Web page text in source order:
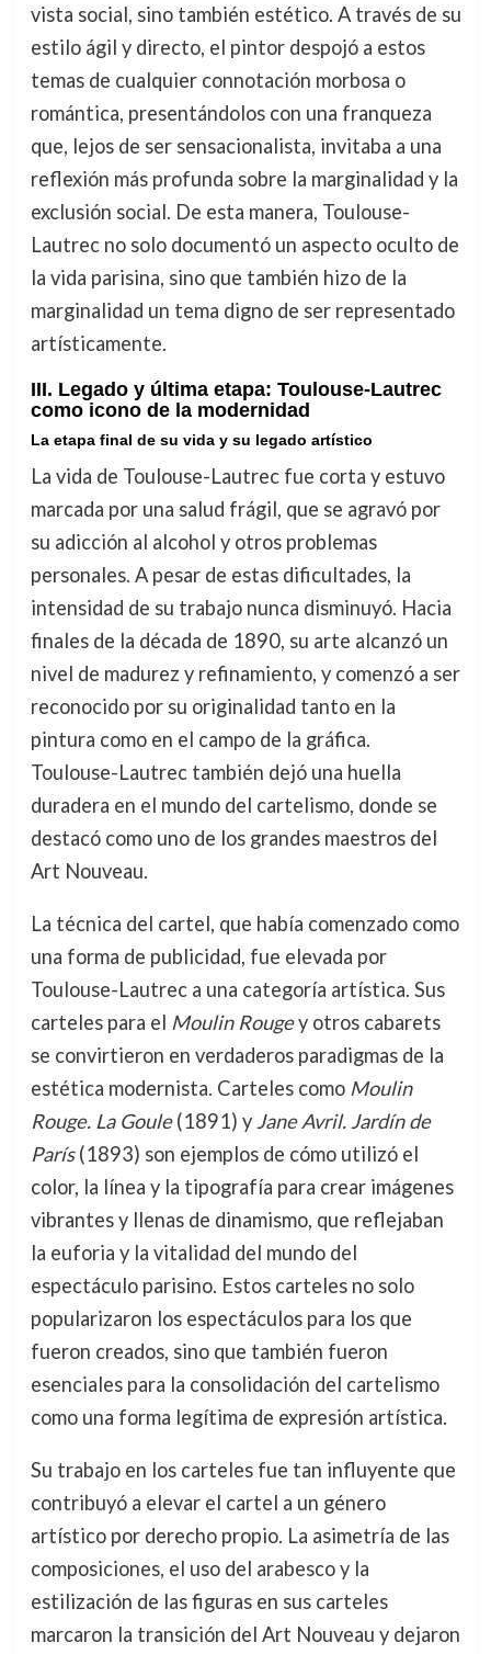
vista social, sino también estético. A través de su
estilo ágil y directo, el pintor despojó a estos
temas de cualquier connotación morbosa o
romántica, presentándolos con una franqueza
que, lejos de ser sensacionalista, invitaba a una
reflexión más profunda sobre la marginalidad y la
exclusión social. De esta manera, Toulouse-
Lautrec no solo documentó un aspecto oculto de
la vida parisina, sino que también hizo de la
marginalidad un tema digno de ser representado
artísticamente.
III. Legado y última etapa: Toulouse-Lautrec
como icono de la modernidad
La etapa final de su vida y su legado artístico
La vida de Toulouse-Lautrec fue corta y estuvo
marcada por una salud frágil, que se agravó por
su adicción al alcohol y otros problemas
personales. A pesar de estas dificultades, la
intensidad de su trabajo nunca disminuyó. Hacia
finales de la década de 1890, su arte alcanzó un
nivel de madurez y refinamiento, y comenzó a ser
reconocido por su originalidad tanto en la
pintura como en el campo de la gráfica.
Toulouse-Lautrec también dejó una huella
duradera en el mundo del cartelismo, donde se
destacó como uno de los grandes maestros del
Art Nouveau.
La técnica del cartel, que había comenzado como
una forma de publicidad, fue elevada por
Toulouse-Lautrec a una categoría artística. Sus
carteles para el Moulin Rougey otros cabarets
se convirtieron en verdaderos paradigmas de la
estética modernista. Carteles como Moulin
Rouge. La Goule(1891) y Jane Avril. Jardín de
París(1893) son ejemplos de cómo utilizó el
color, la línea y la tipografía para crear imágenes
vibrantes y llenas de dinamismo, que reflejaban
la euforia y la vitalidad del mundo del
espectáculo parisino. Estos carteles no solo
popularizaron los espectáculos para los que
fueron creados, sino que también fueron
esenciales para la consolidación del cartelismo
como una forma legítima de expresión artística.
Su trabajo en los carteles fue tan influyente que
contribuyó a elevar el cartel a un género
artístico por derecho propio. La asimetría de las
composiciones, el uso del arabesco y la
estilización de las figuras en sus carteles
marcaron la transición del Art Nouveau y dejaron